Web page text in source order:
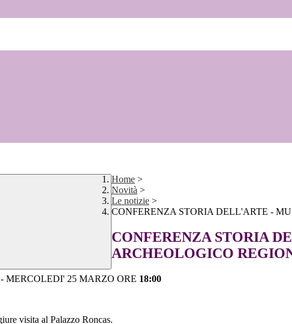
Home >
Novità >
Le notizie >
CONFERENZA STORIA DELL'ARTE -
CONFERENZA STORIA
ARCHEOLOGICO
MERCOLEDI' 25 MARZO ORE 18:00
visita al Palazzo Roncas.